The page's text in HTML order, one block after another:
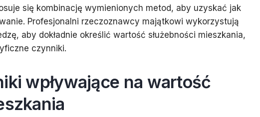
się kombinację wymienionych metod, aby uzyskać jak
Profesjonalni rzeczoznawcy majątkowi wykorzystują
aby dokładnie określić wartość służebności mieszkania,
czynniki.
wpływające na wartość